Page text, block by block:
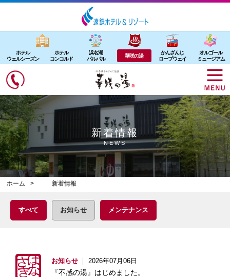
ホテル
ウェルシーズン
ホテル
コンコルド
浜名湖
パルパル
華咲の湯
かんざんじ
ロープウェイ
オルゴール
ミュージアム
新着情報
NEWS
ホーム 新着情報
すべて お知らせ メンテナンス
お知らせ 2026年07月06日
『不感の湯』はじめました。